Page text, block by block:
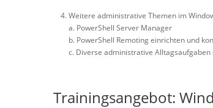
Weitere administrative Themen im
a. PowerShell Server Manager
b. PowerShell Remoting einrichten und
c. Diverse administrative Alltagsaufgaben
Trainingsangebot: